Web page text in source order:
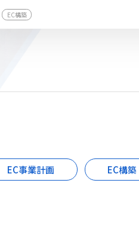
EC構築
EC事業計画 EC構築